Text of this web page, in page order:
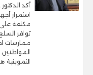
أكد
استمرار
مكثفة على
توافر
ممارسات